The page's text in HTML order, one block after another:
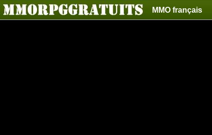
MMO français